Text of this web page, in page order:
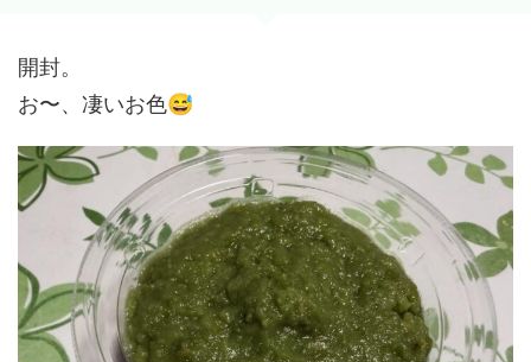
開封。
お〜、凄いお色😅